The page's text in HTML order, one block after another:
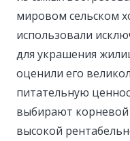
мировом сельском
использовали
для украшения
оценили его
питательную
выбирают корневой
высокой